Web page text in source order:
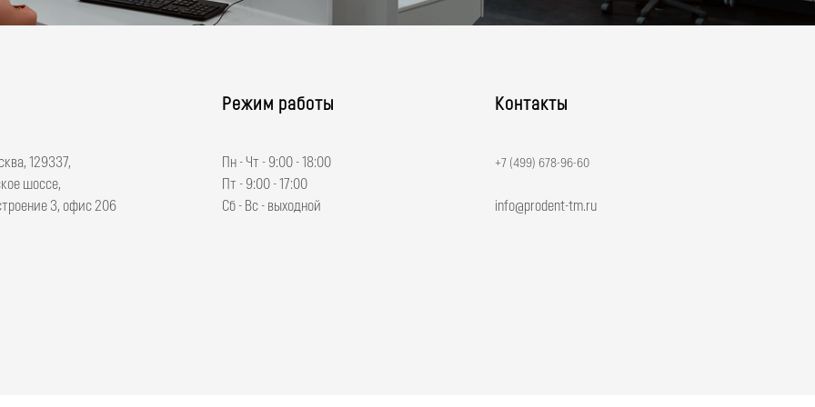
129337,
шоссе,
3, офис 206
Режим работы
Пн - Чт - 9:00 - 18:00
Пт - 9:00 - 17:00
Сб - Вс - выходной
Контакты
+7 (499) 678-96-60
info@prodent-tm.ru
и
по
Стоматологические модели верхней и нижней челюсти в
типичному для взрослого человека зубочелюстному аппарату.